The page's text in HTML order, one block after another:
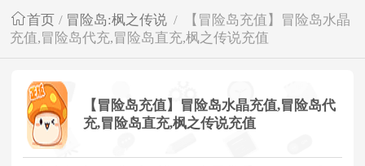
首页 / 冒险岛:枫之传说 /
【冒险岛充值】冒险岛水晶
充值,冒险岛代充,冒险岛直充,枫之传说充值
【冒险岛充值】冒险岛水晶充值,冒险岛代
充,冒险岛直充,枫之传说充值